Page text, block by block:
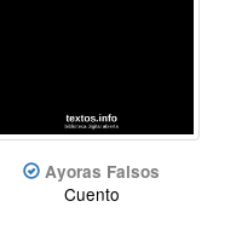
Ayoras Falsos
Cuento